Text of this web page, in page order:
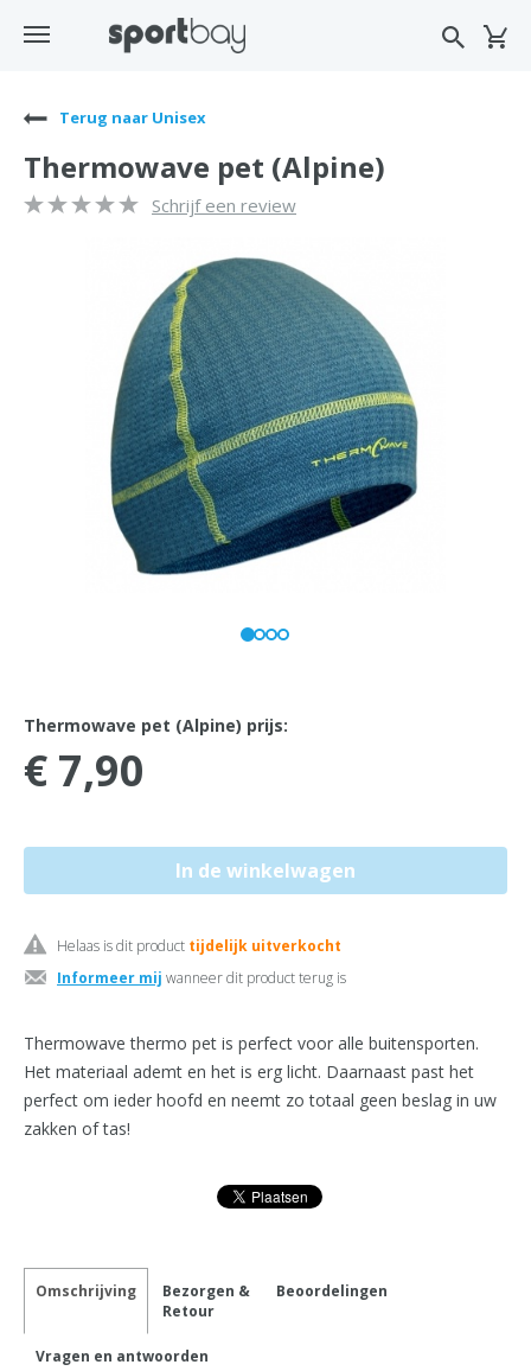
Terug naar Unisex
Thermowave pet (Alpine)
Schrijf een review
Thermowave pet (Alpine) prijs:
€ 7,90
Helaas is dit product tijdelijk uitverkocht
Informeer mij wanneer dit product terug is
Thermowave thermo pet is perfect voor alle buitensporten.
Het materiaal ademt en het is erg licht. Daarnaast past het
perfect om ieder hoofd en neemt zo totaal geen beslag in uw
zakken of tas!
Omschrijving
Bezorgen &
Retour
Beoordelingen
Vragen en antwoorden